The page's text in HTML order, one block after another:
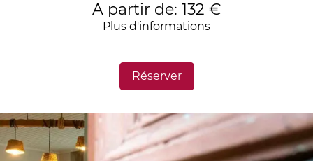
A partir de: 132 €
Plus d'informations
Réserver